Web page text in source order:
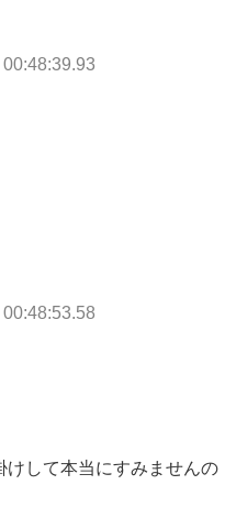
けして本当にすみませんの